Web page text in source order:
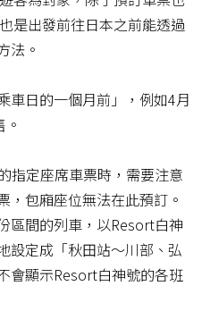
是出發前往日本之前能透過
法。
車日的一個月前」，例如4月
指定座席車票時，需要注意
，包廂座位無法在此預訂。
區間的列車，以Resort白神
設定成「秋田站～川部、弘
會顯示Resort白神號的各班